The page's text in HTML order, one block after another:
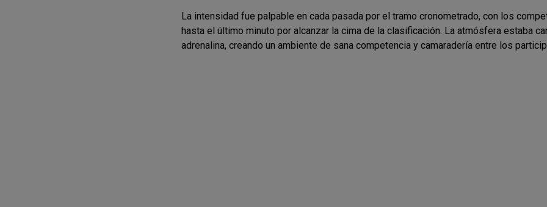
La intensidad fue palpable en cada pasada por el tramo cronometrado, con los
hasta el último minuto por alcanzar la cima de la clasificación. La atmósfera estaba
adrenalina, creando un ambiente de sana competencia y camaradería entre los